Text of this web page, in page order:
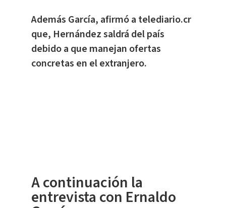
Además García, afirmó a telediario.cr
que, Hernández saldrá del país
debido a que manejan ofertas
concretas en el extranjero.
A continuación la
entrevista con Ernaldo